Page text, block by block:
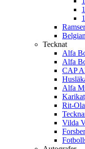
Tecknat
Alfa
Alfa
CAP
Alfa
Rit-
Vilda